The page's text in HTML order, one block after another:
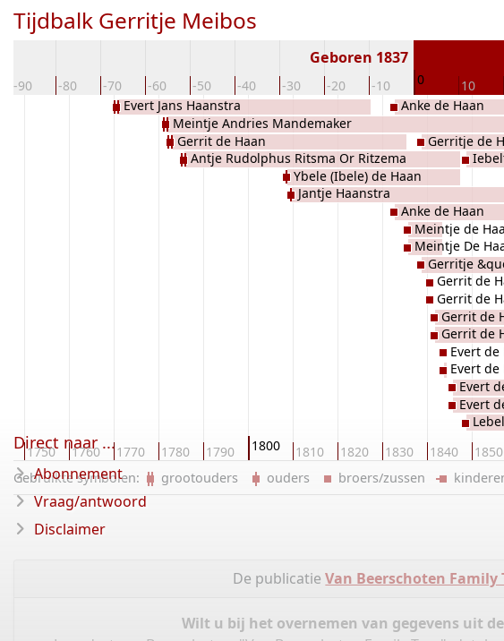
Tijdbalk Gerritje Meibos
-90 -80 -70 -60 -50 -40 -30 -20 -10 0 10
Geboren 1837
1750 1760 1770 1780 1790 1800 1810 1820 1830 1840 1850
Evert Jans Haanstra
Meintje Andries Mandemaker
Gerrit de Haan
Antje Rudolphus Ritsma Or Ritzema
Ybele (Ibele) de Haan
Jantje Haanstra
Anke de Haan
Anke de Haan
Meintje de
Meintje De
Gerritje de
Gerritje
Gerrit de
Gerrit de
Gerrit de
Gerrit de
Evert de
Evert de
Evert
Evert
Gebruikte symbolen: grootouders ouders broers/zussen
De publicatieVan Beerschoten Family
Wilt u bij het overnemen van gegevens uit
Direct naar ...
Abonnement
Vraag/antwoord
Disclaimer